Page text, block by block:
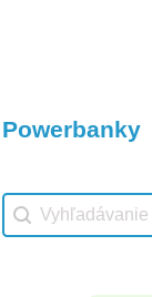
9 na
Vhodné
Powerbanky
Vhodné
Search content